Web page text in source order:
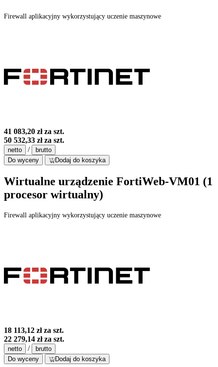
Firewall aplikacyjny wykorzystujący uczenie maszynowe
41 083,20 złza szt.
50 532,33 złza szt.
netto /
brutto
Do wyceny
Dodaj do koszyka
Wirtualne urządzenie FortiWeb-VM01 (1
procesor wirtualny)
Firewall aplikacyjny wykorzystujący uczenie maszynowe
18 113,12 złza szt.
22 279,14 złza szt.
netto /
brutto
Do wyceny
Dodaj do koszyka